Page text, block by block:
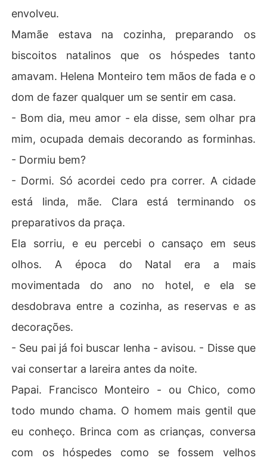
envolveu.
Mamãe estava na cozinha, preparando os
biscoitos natalinos que os hóspedes tanto
amavam. Helena Monteiro tem mãos de fada e o
dom de fazer qualquer um se sentir em casa.
- Bom dia, meu amor - ela disse, sem olhar pra
mim, ocupada demais decorando as forminhas.
- Dormiu bem?
- Dormi. Só acordei cedo pra correr. A cidade
está linda, mãe. Clara está terminando os
preparativos da praça.
Ela sorriu, e eu percebi o cansaço em seus
olhos. A época do Natal era a mais
movimentada do ano no hotel, e ela se
desdobrava entre a cozinha, as reservas e as
decorações.
- Seu pai já foi buscar lenha - avisou. - Disse que
vai consertar a lareira antes da noite.
Papai. Francisco Monteiro - ou Chico, como
todo mundo chama. O homem mais gentil que
eu conheço. Brinca com as crianças, conversa
com os hóspedes como se fossem velhos